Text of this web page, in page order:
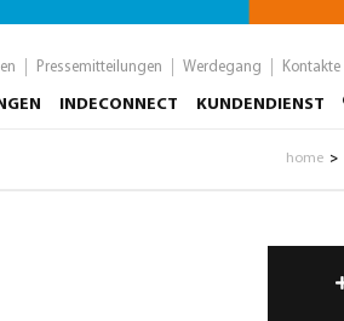
Pressemitteilungen Werdegang Kontakte
INDECONNECT KUNDENDIENST
home >